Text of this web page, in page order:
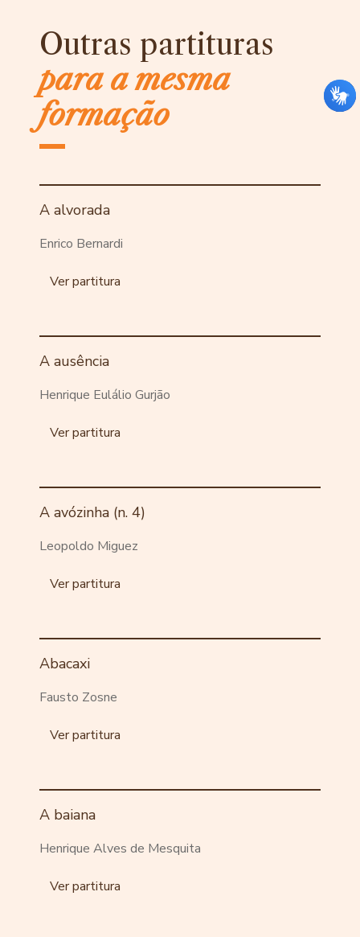
Outras partituras
para a mesma
formação
A alvorada
Enrico Bernardi
Ver partitura
A ausência
Henrique Eulálio Gurjão
Ver partitura
A avózinha (n. 4)
Leopoldo Miguez
Ver partitura
Abacaxi
Fausto Zosne
Ver partitura
A baiana
Henrique Alves de Mesquita
Ver partitura